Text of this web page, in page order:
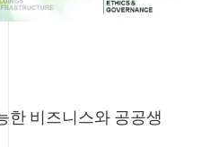
한 비즈니스와 공공생